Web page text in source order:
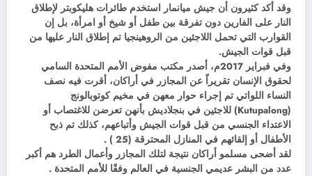
وقد أكد كثيرون أن جيش ميانمار استخدم طائرات هليكوبتر لإطلاق
النار على الفارين دون تفرقة بين طفل أو شيخ أو امرأة، بل إن
القوارب التي تحمل اللاجئين من الروهينجيا تم إطلاق النار عليها من
قبل قوات الجيش.
وفي فبراير 2017م، أصدر مكتب مفوض الأمم المتحدة السامي
لحقوق الإنسان تقريراً عن المجازر في أراكان، أقرت فيه نصف
النساء اللواتي تم إجراء حوار معهن في مخيم كوتوبالونج
(Kutupalong) للاجئين في بنجلاديش بأنهن تعرضن للاغتصاب أو
الاعتداء الجنسي من قبل قوات الجيش وأتباعهم، كذلك تم ذبح
الأطفال أو إلقائهم في المنازل المحترقة (25 ) .
لقد أضحى مسلمو أراكان نتيجة لتلك المجازر وأعمال الطرد هم أكبر
عدد من البشر عديمي الجنسية في العالم وفقًا للأمم المتحدة .